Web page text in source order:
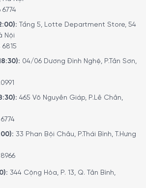
cho mọi kích thước nhà bếp
sở hữu một căn bếp mở hay một căn
hút mùi Bosch DFS097K51 Series 8
tốt nhiệm vụ của mình. Máy mang
ưu cho mọi loại bếp. Để phòng luôn
khí nên được trao đổi từ 6 đến 12
điều này, lưu lượng gió hoặc hiệu
một bầu không khí trong lành trước,
sạch bằng tay hoặc trong máy rửa
một lần.
6774
Tầng 5, Lotte Department Store, 54
Nội
6815
04/06 Dương Đình Nghệ, P.Tân Sơn,
465 Võ Nguyên Giáp, P.Lê Chân,
33 Phan Bội Châu, P.Thái Bình, T.Hưng
344 Cộng Hòa, P. 13, Q. Tân Bình,